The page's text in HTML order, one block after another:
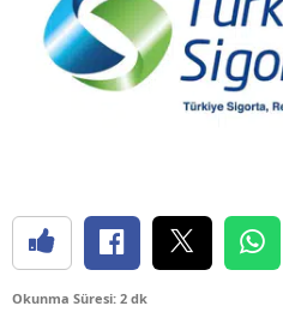
Okunma Süresi: 2 dk